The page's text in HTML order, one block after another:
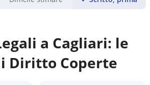
a Cagliari: le
Diritto Coperte